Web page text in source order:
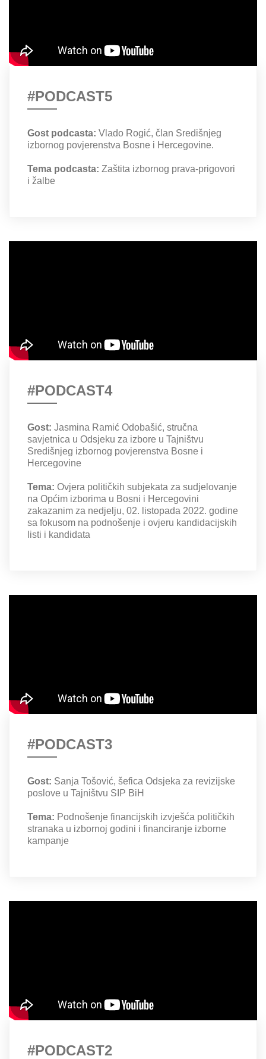
#PODCAST5
Gost podcasta: Vlado Rogić, član Središnjeg
izbornog povjerenstva Bosne i Hercegovine.
Tema podcasta: Zaštita izbornog prava-prigovori
i žalbe
#PODCAST4
Gost: Jasmina Ramić Odobašić, stručna
savjetnica u Odsjeku za izbore u Tajništvu
Središnjeg izbornog povjerenstva Bosne i
Hercegovine
Tema: Ovjera političkih subjekata za sudjelovanje
na Općim izborima u Bosni i Hercegovini
zakazanim za nedjelju, 02. listopada 2022. godine
sa fokusom na podnošenje i ovjeru kandidacijskih
listi i kandidata
#PODCAST3
Gost: Sanja Tošović, šefica Odsjeka za revizijske
poslove u Tajništvu SIP BiH
Tema: Podnošenje financijskih izvješća političkih
stranaka u izbornoj godini i financiranje izborne
kampanje
#PODCAST2